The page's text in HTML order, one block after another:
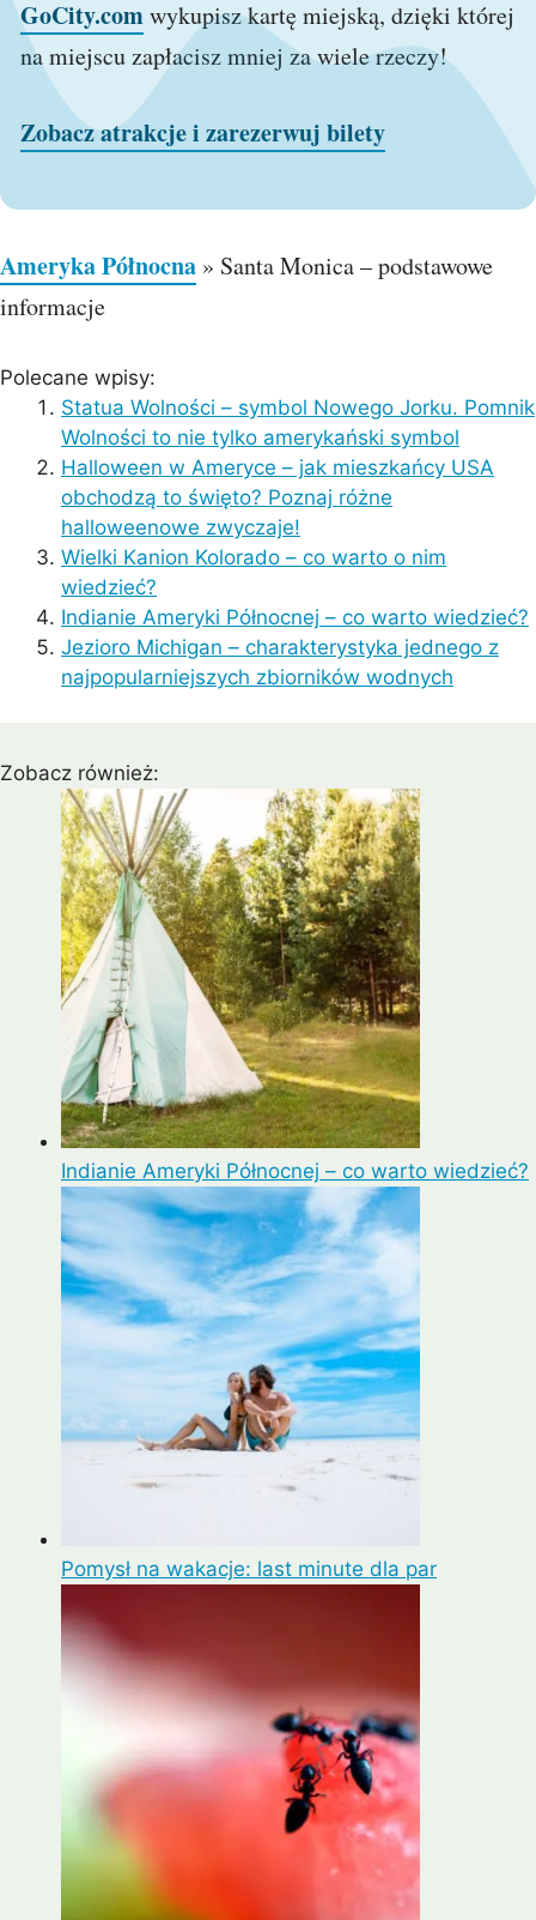
GoCity.comwykupisz kartę miejską, dzięki której
na miejscu zapłacisz mniej za wiele rzeczy!
Zobacz atrakcje i zarezerwuj bilety
Ameryka Północna » Santa Monica – podstawowe
informacje
Polecane wpisy:
Statua Wolności – symbol Nowego Jorku. Pomnik
Wolności to nie tylko amerykański symbol
Halloween w Ameryce – jak mieszkańcy USA
obchodzą to święto? Poznaj różne
halloweenowe zwyczaje!
Wielki Kanion Kolorado – co warto o nim
wiedzieć?
Indianie Ameryki Północnej – co warto wiedzieć?
Jezioro Michigan – charakterystyka jednego z
najpopularniejszych zbiorników wodnych
Zobacz również:
Indianie Ameryki Północnej – co warto wiedzieć?
Pomysł na wakacje: last minute dla par